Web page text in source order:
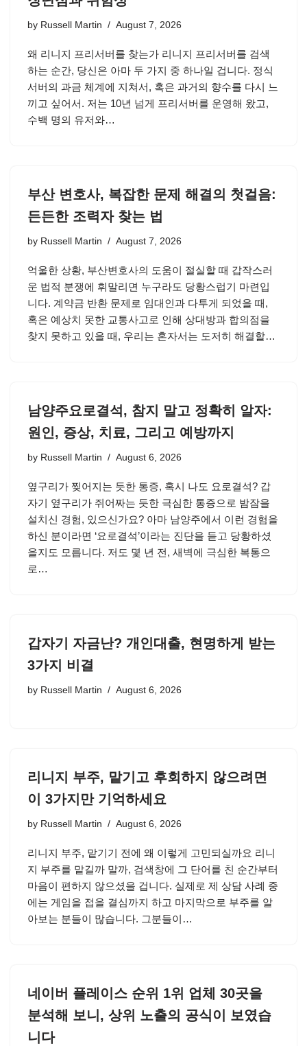
by Russell Martin August 7, 2026
왜 리니지 프리서버를 찾는가 리니지 프리서버를 검색
하는 순간, 당신은 아마 두 가지 중 하나일 겁니다. 정식
서버의 과금 체계에 지쳐서, 혹은 과거의 향수를 다시 느
끼고 싶어서. 저는 10년 넘게 프리서버를 운영해 왔고,
수백 명의 유저와…
부산 변호사, 복잡한 문제 해결의 첫걸음:
든든한 조력자 찾는 법
by Russell Martin August 7, 2026
억울한 상황, 부산변호사의 도움이 절실할 때 갑작스러
운 법적 분쟁에 휘말리면 누구라도 당황스럽기 마련입
니다. 계약금 반환 문제로 임대인과 다투게 되었을 때,
혹은 예상치 못한 교통사고로 인해 상대방과 합의점을
찾지 못하고 있을 때, 우리는 혼자서는 도저히 해결할…
남양주요로결석, 참지 말고 정확히 알자:
원인, 증상, 치료, 그리고 예방까지
by Russell Martin August 6, 2026
옆구리가 찢어지는 듯한 통증, 혹시 나도 요로결석? 갑
자기 옆구리가 쥐어짜는 듯한 극심한 통증으로 밤잠을
설치신 경험, 있으신가요? 아마 남양주에서 이런 경험을
하신 분이라면 ‘요로결석’이라는 진단을 듣고 당황하셨
을지도 모릅니다. 저도 몇 년 전, 새벽에 극심한 복통으
로…
갑자기 자금난? 개인대출, 현명하게 받는
3가지 비결
by Russell Martin August 6, 2026
리니지 부주, 맡기고 후회하지 않으려면
이 3가지만 기억하세요
by Russell Martin August 6, 2026
리니지 부주, 맡기기 전에 왜 이렇게 고민되실까요 리니
지 부주를 맡길까 말까, 검색창에 그 단어를 친 순간부터
마음이 편하지 않으셨을 겁니다. 실제로 제 상담 사례 중
에는 게임을 접을 결심까지 하고 마지막으로 부주를 알
아보는 분들이 많습니다. 그분들이…
네이버 플레이스 순위 1위 업체 30곳을
분석해 보니, 상위 노출의 공식이 보였습
니다